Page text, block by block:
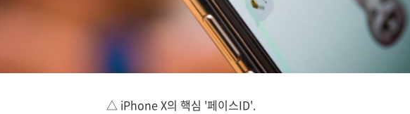
△ iPhone X의 핵심 '페이스ID'.